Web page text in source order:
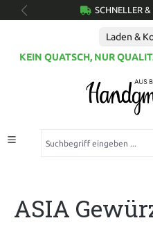
springen SCHNELLER
Laden &
KEIN QUATSCH, NUR
Suchbegriff eingeben ...
ASIA